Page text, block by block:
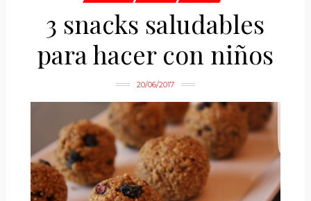
3 snacks saludables
para hacer con niños
20/06/2017